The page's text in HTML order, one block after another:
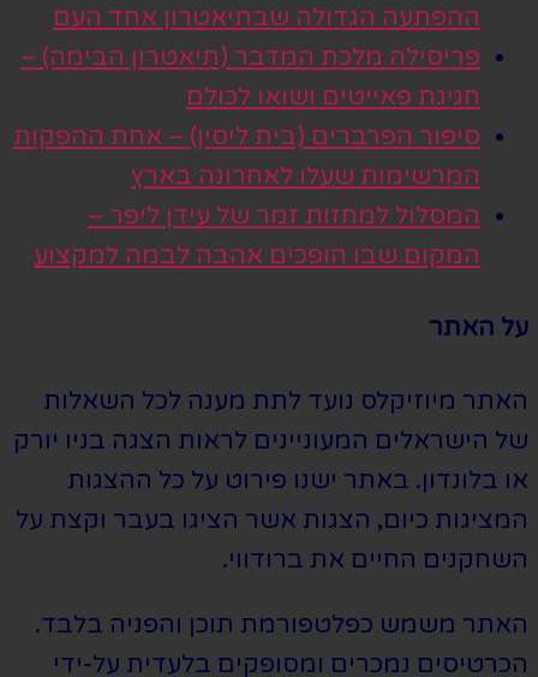
ההפתעה הגדולה שבתיאטרון אחד העם
פריסילה מלכת המדבר (תיאטרון הבימה) –
חגיגת פאייטים ושואו לכולם
סיפור הפרברים (בית ליסין) – אחת ההפקות
המרשימות שעלו לאחרונה בארץ
המסלול למחזות זמר של עידן ליפר –
המקום שבו הופכים אהבה לבמה למקצוע
על האתר
האתר מיוזיקלס נועד לתת מענה לכל השאלות
של הישראלים המעוניינים לראות הצגה בניו יורק
או בלונדון. באתר ישנו פירוט על כל ההצגות
המציגות כיום, הצגות אשר הציגו בעבר וקצת על
השחקנים החיים את ברודווי.
האתר משמש כפלטפורמת תוכן והפניה בלבד.
הכרטיסים נמכרים ומסופקים בלעדית על-ידי